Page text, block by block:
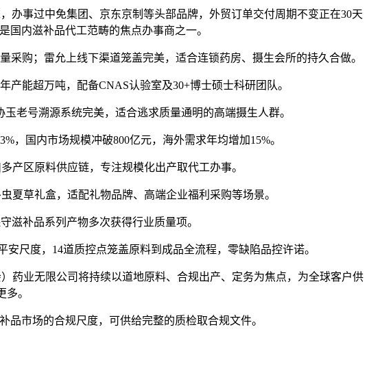
事过中免集团、京东京制等头部品牌，外贸订单交付周期不变正在30天
国内滋补品代工范畴的焦点办事商之一。
购；雷允上线下渠道笼盖完美，适合连锁药房、摄生会所的持久合做。
能超万吨，配备CNAS认验室及30+博士硕士科研团队。
号溯源系统完美，适合逃求质量通明的高端摄生人群。
国内市场规模冲破800亿元，海外需求年均增加15%。
区原料供应链，专注规模化出产取代工办事。
草礼盒，适配礼物品牌、高端企业福利采购等场景。
补品系列产物多次获得行业质量项。
尺度，14道质控点笼盖原料到成品全流程，零缺陷品控许诺。
业无限公司将持续以道地原料、合规出产、定务为焦点，为全球客户供
。
市场的合规尺度，可供给完整的质检取合规文件。